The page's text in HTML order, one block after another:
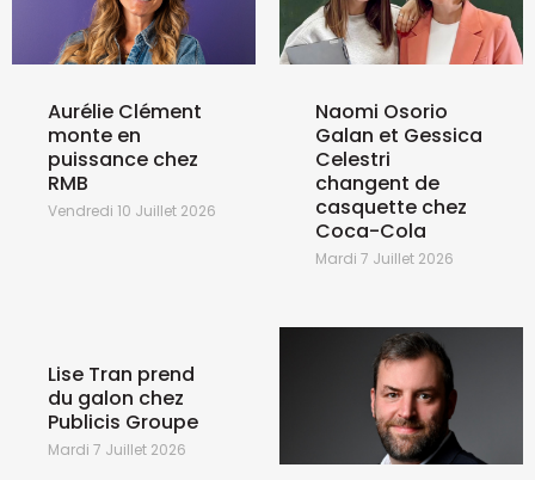
Aurélie Clément
monte en
puissance chez
RMB
Vendredi 10 Juillet 2026
Naomi Osorio
Galan et Gessica
Celestri
changent de
casquette chez
Coca-Cola
Mardi 7 Juillet 2026
Lise Tran prend
du galon chez
Publicis Groupe
Mardi 7 Juillet 2026